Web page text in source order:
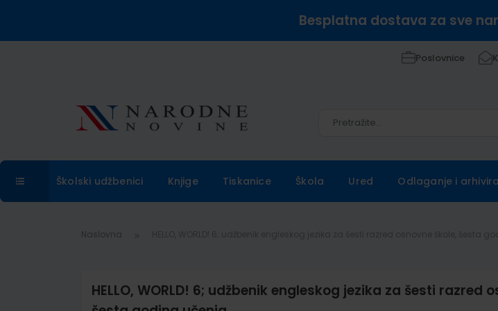
Besplatna dostava za sve
Poslovnice
Školski udžbenici Knjige Tiskanice Škola Ured Odlaganje i
Naslovna
HELLO, WORLD! 6; udžbenik engleskog jezika za šesti razred